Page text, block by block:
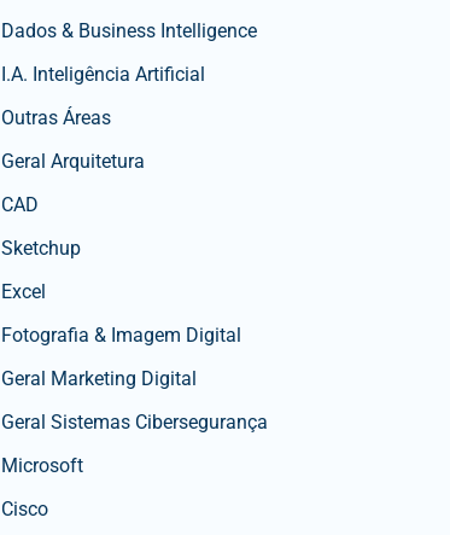
Dados & Business Intelligence
I.A. Inteligência Artificial
Outras Áreas
Geral Arquitetura
CAD
Sketchup
Excel
Fotografia & Imagem Digital
Geral Marketing Digital
Geral Sistemas Cibersegurança
Microsoft
Cisco